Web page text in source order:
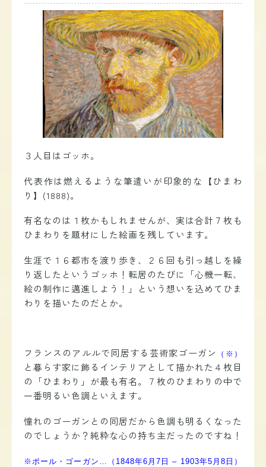
３人目はゴッホ。
代表作は燃えるような筆遣いが印象的な【ひまわ
り】(1888)。
有名なのは１枚かもしれませんが、実は合計７枚も
ひまわりを題材にした絵画を残しています。
生涯で１６都市を渡り歩き、２６回も引っ越しを繰
り返したというゴッホ！転居のたびに「心機一転、
絵の制作に邁進しよう！」という想いを込めてひま
わりを描いたのだとか。
フランスのアルルで同居する芸術家ゴーガン （※）
と暮らす家に飾るインテリアとして描かれた４枚目
の「ひまわり」が最も有名。７枚のひまわりの中で
一番明るい色調といえます。
憧れのゴーガンとの同居だから色調も明るくなった
のでしょうか？純粋な心の持ち主だったのですね！
※ポール・ゴーガン…（1848年6月7日 – 1903年5月8日）